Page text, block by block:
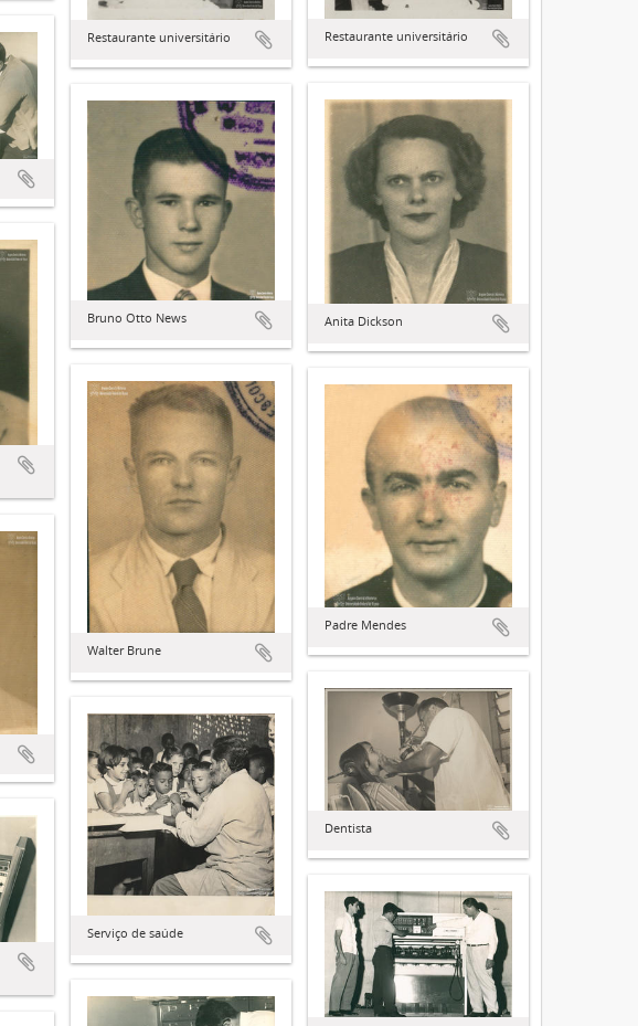
Restaurante universitário
Restaurante universitário
Anita Dickson
Bruno Otto News
Walter Brune
Padre Mendes
Dentista
Serviço de saúde